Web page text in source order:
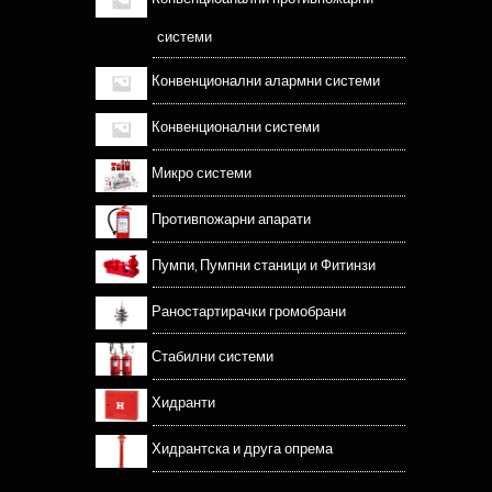
системи
Конвенционални алармни системи
Конвенционални системи
Микро системи
Противпожарни апарати
Пумпи, Пумпни станици и Фитинзи
Раностартирачки громобрани
Стабилни системи
Хидранти
Хидрантска и друга опрема